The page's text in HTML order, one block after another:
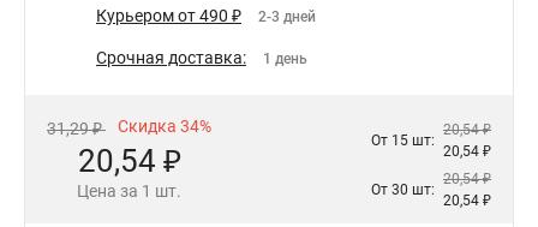
Курьером от 490 ₽ 2-3 дней
Срочная доставка: 1 день
31,29 ₽ Скидка 34%
20,54 ₽
Цена за 1 шт.
От 15 шт:
20,54 ₽
20,54 ₽
От 30 шт:
20,54 ₽
20,54 ₽